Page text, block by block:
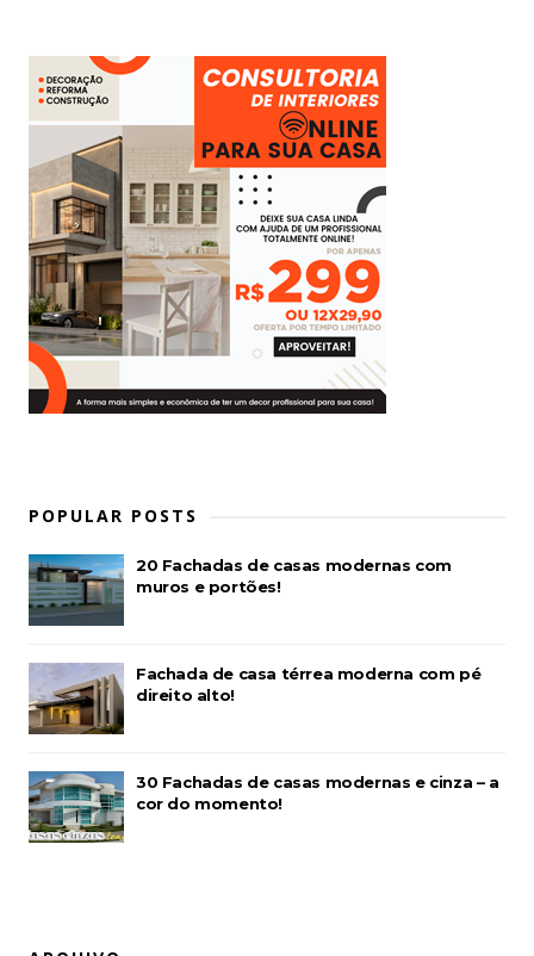
POPULAR POSTS
20 Fachadas de casas modernas com
muros e portões!
Fachada de casa térrea moderna com pé
direito alto!
30 Fachadas de casas modernas e cinza – a
cor do momento!